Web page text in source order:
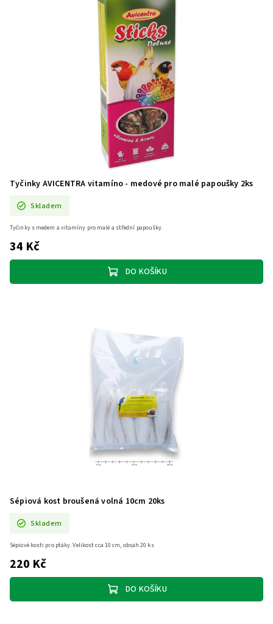
Tyčinky AVICENTRA vitamíno - medové pro malé papoušky 2ks
Skladem
34 Kč
DO KOŠÍKU
Tyčinky s medem a vitamíny pro malé a střední papoušky.
Sépiová kost broušená volná 10cm 20ks
Skladem
220 Kč
DO KOŠÍKU
Sépiové kosti pro ptáky. Velikost cca 10 cm, obsah 20 ks